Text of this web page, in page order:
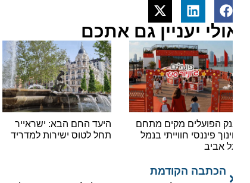
יעניין גם אתכם
הפועלים מקים מתחם
פיננסי חווייתי בנמל
אביב
היעד החם הבא: ישראייר
תחל לטוס ישירות למדריד
הכתבה הקודמת